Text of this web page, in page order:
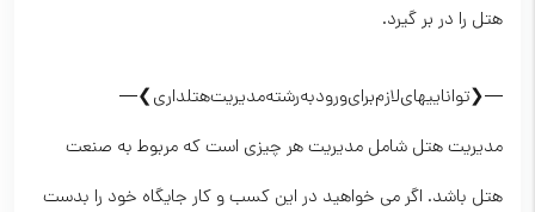
هتل را در بر گیرد.
—❮تواناییهای‌لازم‌برای‌ورودبه‌رشته‌مدیریت‌هتلداری❯—
مدیریت هتل شامل مدیریت هر چیزی است که مربوط به صنعت
هتل باشد. اگر می خواهید در این کسب و کار جایگاه خود را بدست